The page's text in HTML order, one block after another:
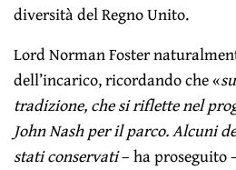
diversità del Regno Unito.
Lord Norman Foster
dell’incarico, ricordando che «
tradizione, che si riflette nel
John Nash per il parco. Alcuni
stati conservati– ha proseguito